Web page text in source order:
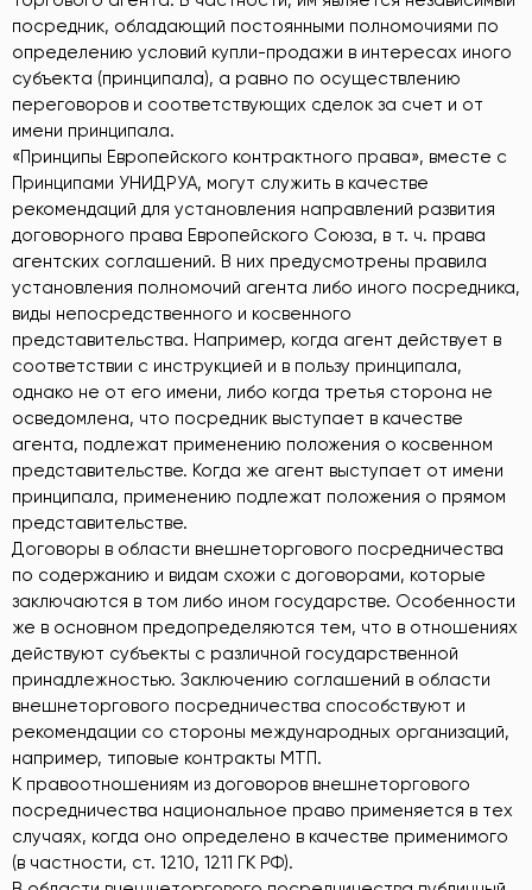
посредник, обладающий постоянными полномочиями по
определению условий купли-продажи в интересах иного
субъекта (принципала), а равно по осуществлению
переговоров и соответствующих сделок за счет и от
имени принципала.
«Принципы Европейского контрактного права», вместе с
Принципами УНИДРУА, могут служить в качестве
рекомендаций для установления направлений развития
договорного права Европейского Союза, в т. ч. права
агентских соглашений. В них предусмотрены правила
установления полномочий агента либо иного посредника,
виды непосредственного и косвенного
представительства. Например, когда агент действует в
соответствии с инструкцией и в пользу принципала,
однако не от его имени, либо когда третья сторона не
осведомлена, что посредник выступает в качестве
агента, подлежат применению положения о косвенном
представительстве. Когда же агент выступает от имени
принципала, применению подлежат положения о прямом
представительстве.
Договоры в области внешнеторгового посредничества
по содержанию и видам схожи с договорами, которые
заключаются в том либо ином государстве. Особенности
же в основном предопределяются тем, что в отношениях
действуют субъекты с различной государственной
принадлежностью. Заключению соглашений в области
внешнеторгового посредничества способствуют и
рекомендации со стороны международных организаций,
например, типовые контракты МТП.
К правоотношениям из договоров внешнеторгового
посредничества национальное право применяется в тех
случаях, когда оно определено в качестве применимого
(в частности, ст. 1210, 1211 ГК РФ).